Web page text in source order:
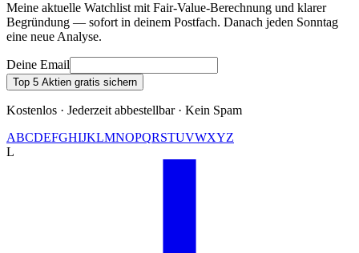
Meine aktuelle Watchlist mit Fair-Value-Berechnung und klarer
Begründung — sofort in deinem Postfach. Danach jeden Sonntag
eine neue Analyse.
Deine Email
Top 5 Aktien gratis sichern
Kostenlos · Jederzeit abbestellbar · Kein Spam
ABCDEFGHIJKLMNOPQRSTUVWXYZ
L